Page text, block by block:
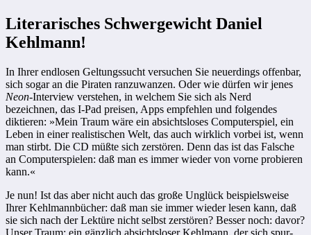
Literarisches Schwergewicht Daniel
Kehlmann!
In Ihrer endlosen Geltungssucht versuchen Sie neuerdings offenbar,
sich sogar an die Piraten ranzuwanzen. Oder wie dürfen wir jenes
Neon-Interview verstehen, in welchem Sie sich als Nerd
bezeichnen, das I-Pad preisen, Apps empfehlen und folgendes
diktieren: »Mein Traum wäre ein absichtsloses Computerspiel, ein
Leben in einer realistischen Welt, das auch wirklich vorbei ist, wenn
man stirbt. Die CD müßte sich zerstören. Denn das ist das Falsche
an Computerspielen: daß man es immer wieder von vorne probieren
kann.«
Je nun! Ist das aber nicht auch das große Unglück beispielsweise
Ihrer Kehlmannbücher: daß man sie immer wieder lesen kann, daß
sie sich nach der Lektüre nicht selbst zerstören? Besser noch: davor?